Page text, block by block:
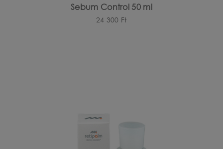
Sebum Control 50 ml
24 300 Ft